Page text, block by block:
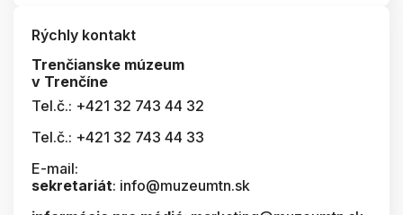
Rýchly kontakt
Trenčianske múzeum
v Trenčíne
Tel.č.: +421 32 743 44 32
Tel.č.: +421 32 743 44 33
E-mail:
sekretariát: info@muzeumtn.sk